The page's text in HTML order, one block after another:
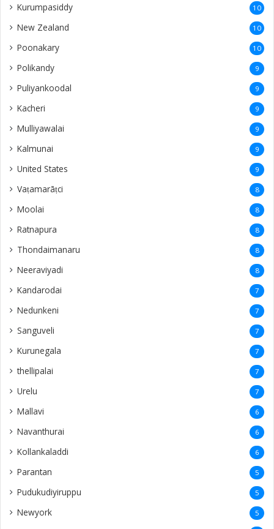
Kurumpasiddy 10
New Zealand 10
Poonakary 10
Polikandy 9
Puliyankoodal 9
Kacheri 9
Mulliyawalai 9
Kalmunai 9
United States 9
Vaṭamarāṭci 8
Moolai 8
Ratnapura 8
Thondaimanaru 8
Neeraviyadi 8
Kandarodai 7
Nedunkeni 7
Sanguveli 7
Kurunegala 7
thellipalai 7
Urelu 7
Mallavi 6
Navanthurai 6
Kollankaladdi 6
Parantan 5
Pudukudiyiruppu 5
Newyork 5